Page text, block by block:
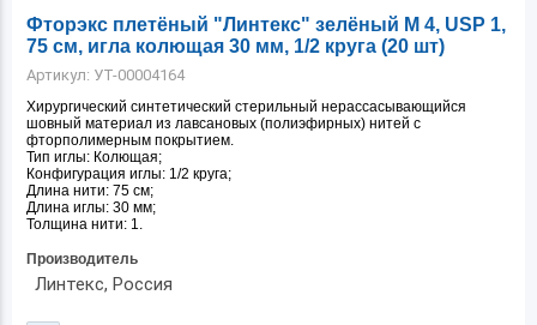
Фторэкс плетёный "Линтекс" зелёный M 4, USP 1,
75 см, игла колющая 30 мм, 1/2 круга (20 шт)
Артикул: УТ-00004164
Хирургический синтетический стерильный нерассасывающийся
шовный материал из лавсановых (полиэфирных) нитей с
фторполимерным покрытием.
Тип иглы: Колющая;
Конфигурация иглы: 1/2 круга;
Длина нити: 75 см;
Длина иглы: 30 мм;
Толщина нити: 1.
Производитель
Линтекс, Россия